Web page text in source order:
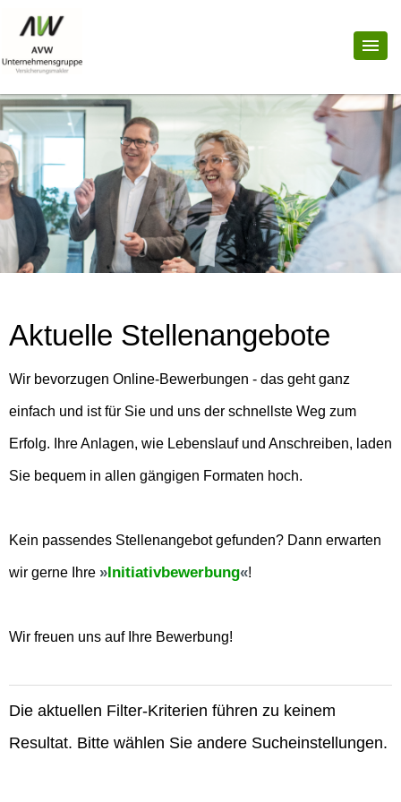
Aktuelle Stellenangebote
Wir bevorzugen Online-Bewerbungen - das geht ganz
einfach und ist für Sie und uns der schnellste Weg zum
Erfolg. Ihre Anlagen, wie Lebenslauf und Anschreiben, laden
Sie bequem in allen gängigen Formaten hoch.
Kein passendes Stellenangebot gefunden? Dann erwarten
wir gerne Ihre Initiativbewerbung !
Wir freuen uns auf Ihre Bewerbung!
Die aktuellen Filter-Kriterien führen zu keinem
Resultat. Bitte wählen Sie andere Sucheinstellungen.